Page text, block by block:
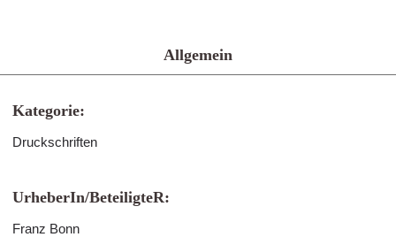
Allgemein
Kategorie:
Druckschriften
UrheberIn/BeteiligteR:
Franz Bonn